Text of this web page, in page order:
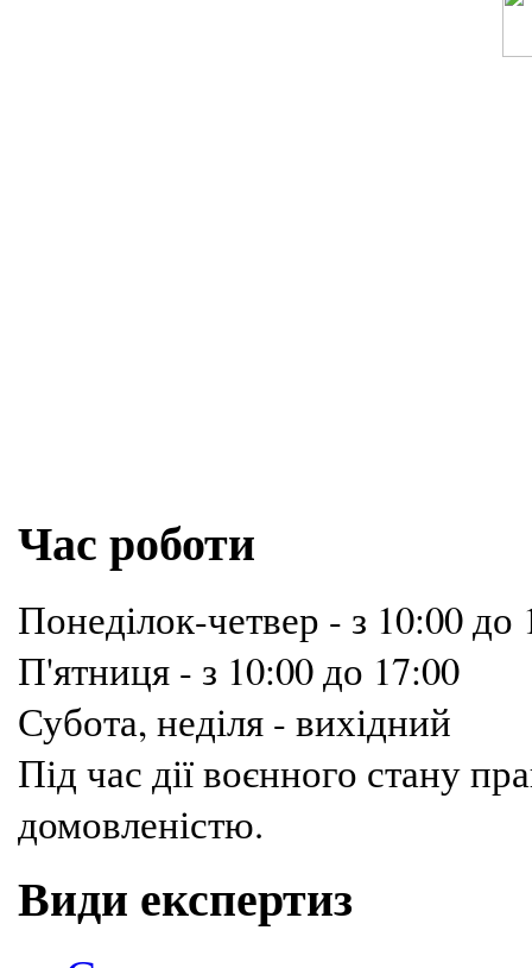
Час роботи
Понеділок-четвер - з 10:00 до
П'ятниця - з 10:00 до 17:00
Субота, неділя - вихідний
Під час дії воєнного стану
домовленістю.
Види експертиз